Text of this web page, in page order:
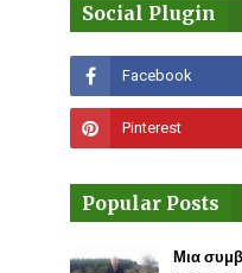
Social Plugin
Popular Posts
Μια